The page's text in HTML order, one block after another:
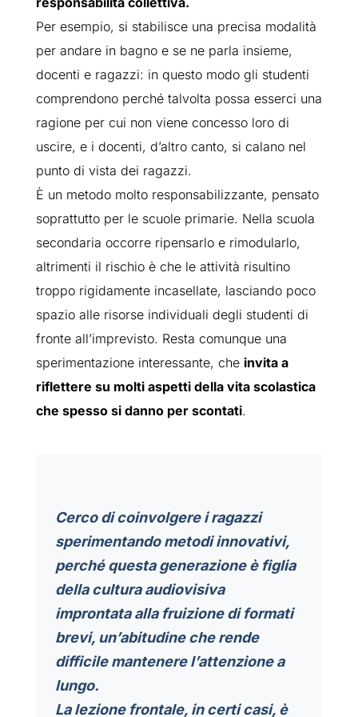
Per esempio, si stabilisce una precisa modalità
per andare in bagno e se ne parla insieme,
docenti e ragazzi: in questo modo gli studenti
comprendono perché talvolta possa esserci una
ragione per cui non viene concesso loro di
uscire, e i docenti, d’altro canto, si calano nel
punto di vista dei ragazzi.
È un metodo molto responsabilizzante, pensato
soprattutto per le scuole primarie. Nella scuola
secondaria occorre ripensarlo e rimodularlo,
altrimenti il rischio è che le attività risultino
troppo rigidamente incasellate, lasciando poco
spazio alle risorse individuali degli studenti di
fronte all’imprevisto. Resta comunque una
sperimentazione interessante, che invita a
riflettere su molti aspetti della vita scolastica
che spesso si danno per scontati.
Cerco di coinvolgere i ragazzi
sperimentando metodi innovativi,
perchéquesta generazione è figlia
della cultura audiovisiva
improntata alla fruizione di formati
brevi, un’abitudine che rende
difficile mantenere l’attenzione a
lungo.
La lezione frontale, in certi casi, è